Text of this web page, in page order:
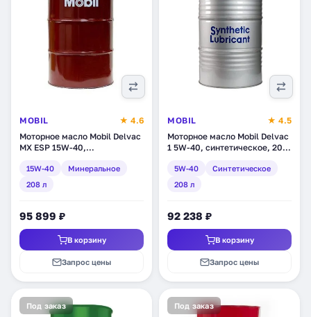
MOBIL
★ 4.6
Моторное масло Mobil Delvac
MX ESP 15W-40,
15W-40
Минеральное
208 л
95 899 ₽
В корзину
Запрос цены
MOBIL
★ 4.5
Моторное масло Mobil Delvac
1 5W-40, синтетическое, 208
5W-40
Синтетическое
208 л
92 238 ₽
В корзину
Запрос цены
Под заказ Под заказ